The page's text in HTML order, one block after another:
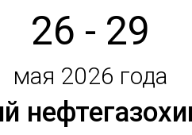
26 - 29
мая 2026 года